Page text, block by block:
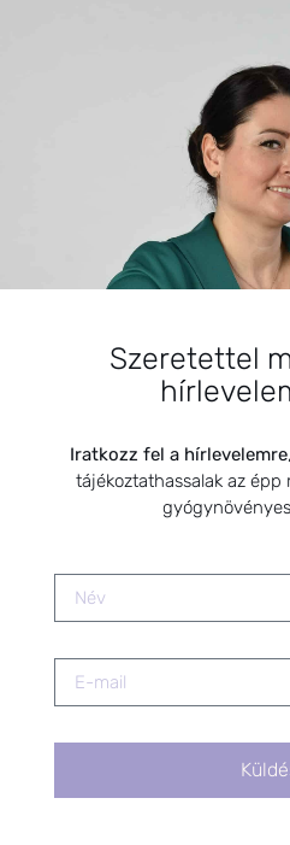
Sziasztok! Szarvas Niki
egészségügyi biomérnök,
alkalmazásának oktatása,
férfiak egészségének
Szeretettel
Iratkozz fel a hírlevelemre
tájékoztathassalak az